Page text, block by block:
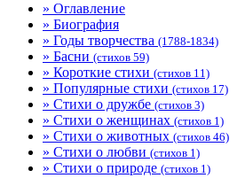
» Оглавление
» Биография
» Годы творчества (1788-1834)
» Басни (стихов 59)
» Короткие стихи (стихов 11)
» Популярные стихи (стихов 17)
» Стихи о дружбе (стихов 3)
» Стихи о женщинах (стихов 1)
» Стихи о животных (стихов 46)
» Стихи о любви (стихов 1)
» Стихи о природе (стихов 1)